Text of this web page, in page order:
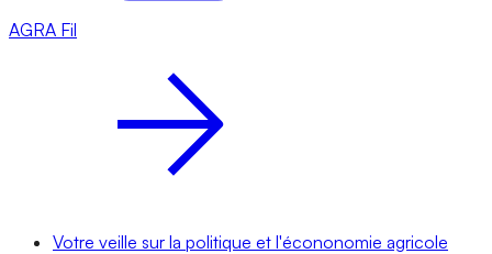
AGRA Fil
Votre veille sur la politique et l'écononomie agricole